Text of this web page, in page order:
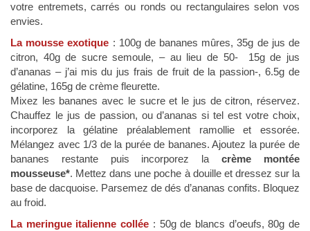
votre entremets, carrés ou ronds ou rectangulaires selon vos
envies.
La mousse exotique : 100g de bananes mûres, 35g de jus de
citron, 40g de sucre semoule, – au lieu de 50- 15g de jus
d’ananas – j’ai mis du jus frais de fruit de la passion-, 6.5g de
gélatine, 165g de crème fleurette.
Mixez les bananes avec le sucre et le jus de citron, réservez.
Chauffez le jus de passion, ou d’ananas si tel est votre choix,
incorporez la gélatine préalablement ramollie et essorée.
Mélangez avec 1/3 de la purée de bananes. Ajoutez la purée de
bananes restante puis incorporez lacrème montée
mousseuse*. Mettez dans une poche à douille et dressez sur la
base de dacquoise. Parsemez de dés d’ananas confits. Bloquez
au froid.
La meringue italienne collée : 50g de blancs d’oeufs, 80g de